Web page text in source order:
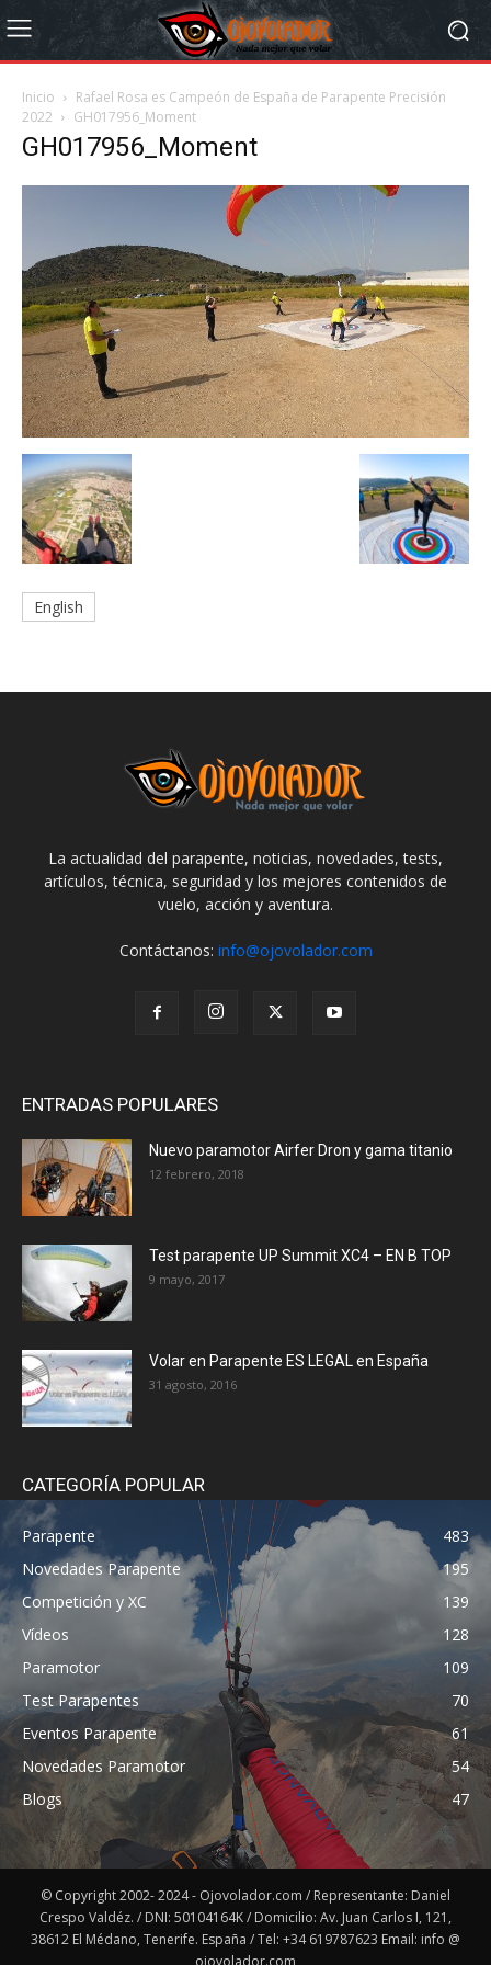
Inicio
Rafael Rosa es Campeón de España de Parapente Precisión
2022
GH017956_Moment
GH017956_Moment
English
La actualidad del parapente, noticias, novedades, tests,
artículos, técnica, seguridad y los mejores contenidos de
vuelo, acción y aventura.
Contáctanos: info@ojovolador.com
ENTRADAS POPULARES
Nuevo paramotor Airfer Dron y gama titanio
12 febrero, 2018
Test parapente UP Summit XC4 – EN B TOP
9 mayo, 2017
Volar en Parapente ES LEGAL en España
31 agosto, 2016
CATEGORÍA POPULAR
Parapente
483
Novedades Parapente
195
Competición y XC
139
Vídeos
128
Paramotor
109
Test Parapentes
70
Eventos Parapente
61
Novedades Paramotor
54
Blogs
47
© Copyright 2002- 2024 - Ojovolador.com / Representante: Daniel
Crespo Valdéz. / DNI: 50104164K / Domicilio: Av. Juan Carlos I, 121,
38612 El Médano, Tenerife. España / Tel: +34 619787623 Email: info @
ojovolador.com